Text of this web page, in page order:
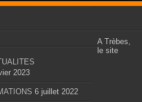
2023
6 juillet 2022
A Trèbes,
le site